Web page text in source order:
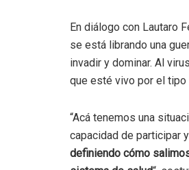
En diálogo con Lautaro
se está librando una
invadir y dominar. Al
que esté vivo por el tipo
“Acá tenemos una
capacidad de participar
definiendo cómo